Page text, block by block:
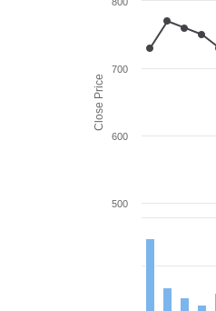
Close Price
500
600
700